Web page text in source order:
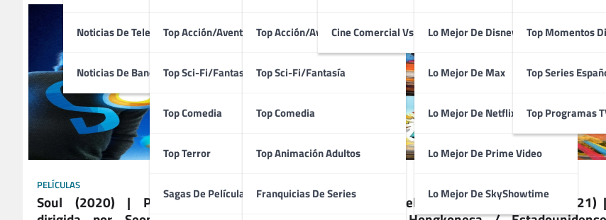
Noticias De Televisión
Noticias De Bandas Sonoras
Top Acción/Aventura
Top Sci-Fi/Fantasía
Top Comedia
Top Terror
Sagas De Películas
Top Acción/Aventura
Top Sci-Fi/Fantasía
Top Comedia
Top Animación Adultos
Franquicias De Series
Cine Comercial Vs AutorLo Mejor De Disney+
Lo Mejor De Max
Lo Mejor De Netflix
Lo Mejor De Prime Video
Lo Mejor De SkyShowtime
Top Momentos
Top Series
Top Programas
PELÍCULAS
Soul (2020) | Película Estadounidense
Los Mitchell Contra las Máquinas (2021) |